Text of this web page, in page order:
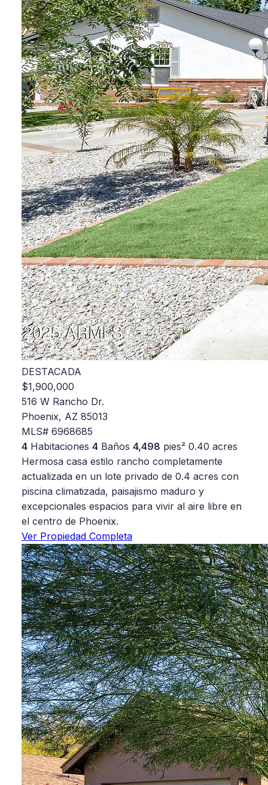
DESTACADA
$1,900,000
516 W Rancho Dr.
Phoenix, AZ 85013
MLS# 6968685
4 Habitaciones 4 Baños 4,498 pies² 0.40 acres
Hermosa casa estilo rancho completamente
actualizada en un lote privado de 0.4 acres con
piscina climatizada, paisajismo maduro y
excepcionales espacios para vivir al aire libre en
el centro de Phoenix.
Ver Propiedad Completa